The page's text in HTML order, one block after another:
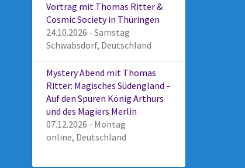
Vortrag mit Thomas Ritter &
Cosmic Society in Thüringen
24.10.2026 - Samstag
Schwabsdorf, Deutschland
Mystery Abend mit Thomas
Ritter: Magisches Südengland –
Auf den Spuren König Arthurs
und des Magiers Merlin
07.12.2026 - Montag
online, Deutschland